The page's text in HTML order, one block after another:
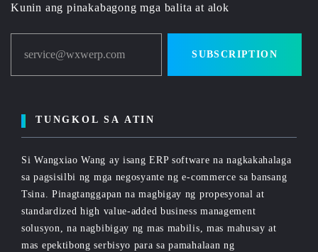
Kunin ang pinakabagong mga balita at alok
service@wxwerp.com SUBSCRIPTION
TUNGKOL SA ATIN
Si Wangxiao Wang ay isang ERP software na nagkakahalaga
sa pagsisilbi ng mga negosyante ng e-commerce sa bansang
Tsina. Pinagtanggapan na magbigay ng propesyonal at
standardized high value-added business management
solusyon, na nagbibigay ng mas mabilis, mas mahusay at
mas epektibong serbisyo para sa pamahalaan ng